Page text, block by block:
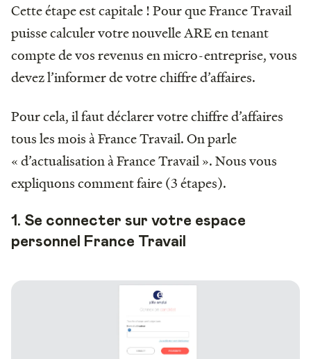
Cette étape est capitale ! Pour que France Travail
puisse calculer votre nouvelle ARE en tenant
compte de vos revenus en micro-entreprise, vous
devez l’informer de votre chiffre d’affaires.
Pour cela, il faut déclarer votre chiffre d’affaires
tous les mois à France Travail. On parle
« d’actualisation à France Travail ». Nous vous
expliquons comment faire (3 étapes).
1. Se connecter sur votre espace
personnel France Travail